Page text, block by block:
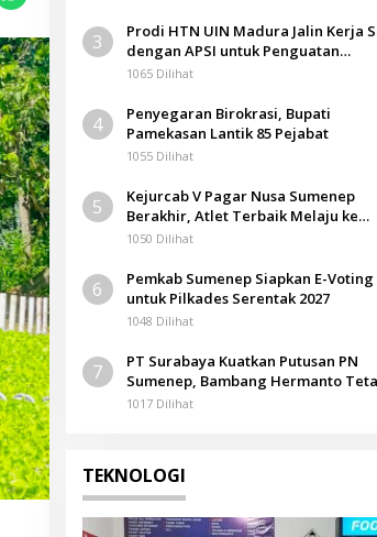
3
Prodi HTN UIN Madura Jalin Kerja
dengan APSI untuk Penguatan
Kompetensi Mahasiswa
1065 Dilihat
4
Penyegaran Birokrasi, Bupati
Pamekasan Lantik 85 Pejabat
1055 Dilihat
5
Kejurcab V Pagar Nusa Sumenep
Berakhir, Atlet Terbaik Melaju ke
Kejurwil Jatim
1050 Dilihat
6
Pemkab Sumenep Siapkan E-Voting
untuk Pilkades Serentak 2027
1048 Dilihat
7
PT Surabaya Kuatkan Putusan PN
Sumenep, Bambang Hermanto
Dinyatakan Pemilik Sah Tanah di
1017 Dilihat
TEKNOLOGI